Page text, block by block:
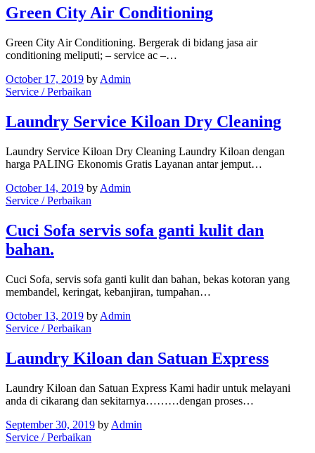
Green City Air Conditioning
Green City Air Conditioning. Bergerak di bidang jasa air
conditioning meliputi; – service ac –…
October 17, 2019 by Admin
Service / Perbaikan
Laundry Service Kiloan Dry Cleaning
Laundry Service Kiloan Dry Cleaning Laundry Kiloan dengan
harga PALING Ekonomis Gratis Layanan antar jemput…
October 14, 2019 by Admin
Service / Perbaikan
Cuci Sofa servis sofa ganti kulit dan
bahan.
Cuci Sofa, servis sofa ganti kulit dan bahan, bekas kotoran yang
membandel, keringat, kebanjiran, tumpahan…
October 13, 2019 by Admin
Service / Perbaikan
Laundry Kiloan dan Satuan Express
Laundry Kiloan dan Satuan Express Kami hadir untuk melayani
anda di cikarang dan sekitarnya………dengan proses…
September 30, 2019 by Admin
Service / Perbaikan